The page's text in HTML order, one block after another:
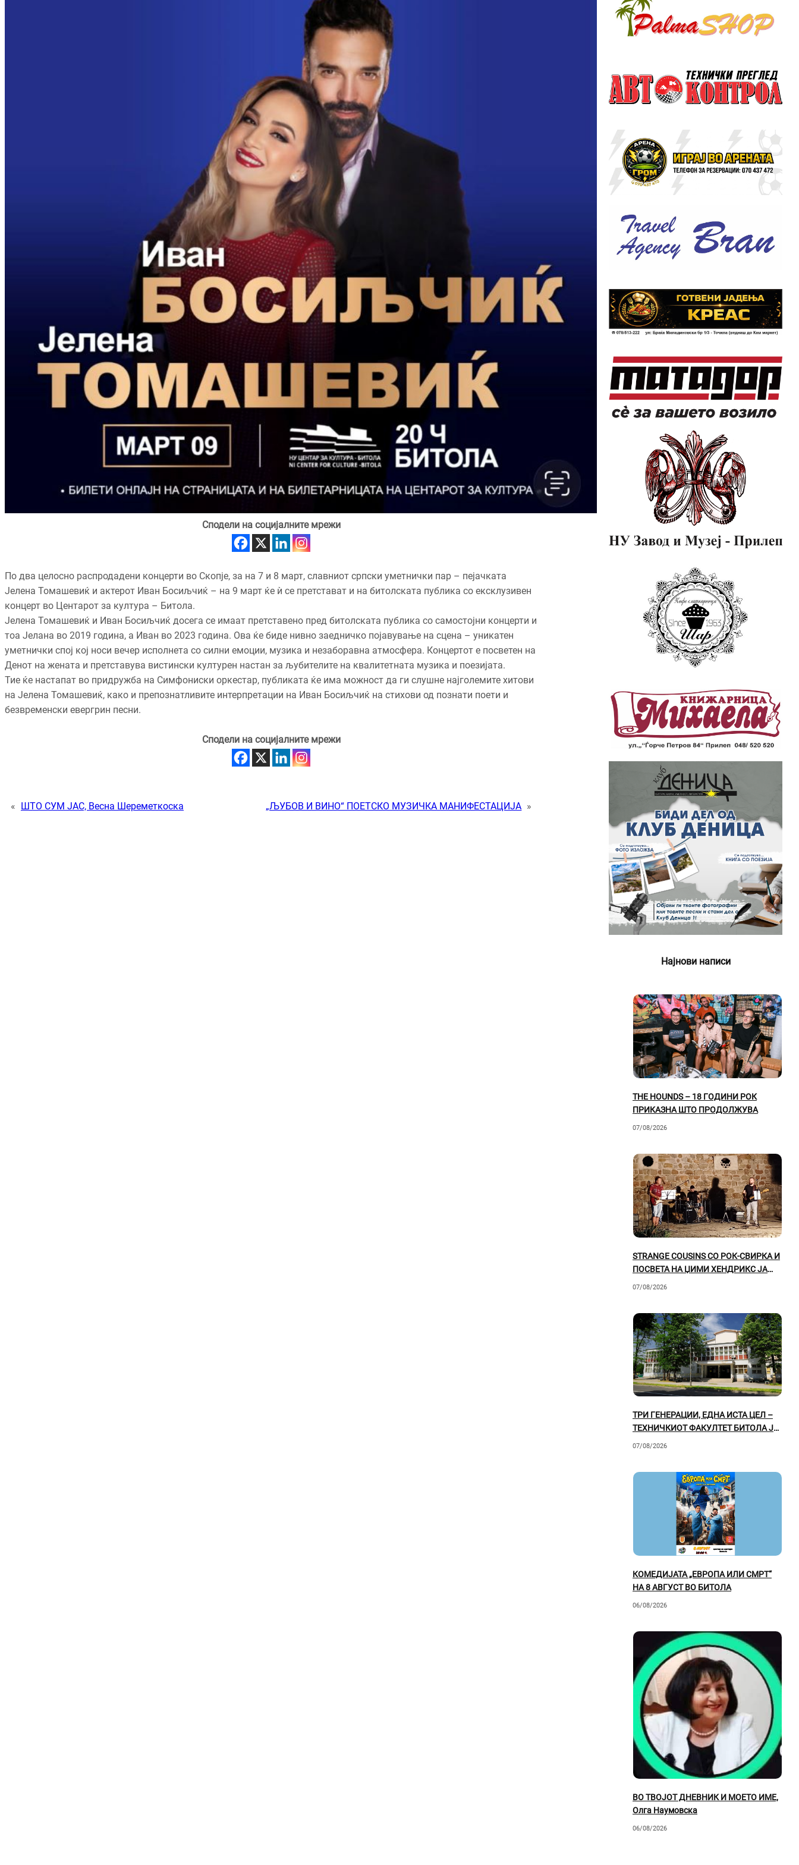
Сподели на социјалните мрежи
По два целосно распродадени концерти во Скопје, за на 7 и 8 март, славниот српски уметнички пар – пејачката
Јелена Томашевиќ и актерот Иван Босиљчиќ – на 9 март ќе ѝ се претстават и на битолската публика со ексклузивен
концерт во Центарот за култура – Битола.
Јелена Томашевиќ и Иван Босиљчиќ досега се имаат претставено пред битолската публика со самостојни концерти и
тоа Јелана во 2019 година, а Иван во 2023 година. Ова ќе биде нивно заедничко појавување на сцена – уникатен
уметнички спој кој носи вечер исполнета со силни емоции, музика и незаборавна атмосфера. Концертот е посветен на
Денот на жената и претставува вистински културен настан за љубителите на квалитетната музика и поезијата.
Тие ќе настапат во придружба на Симфониски оркестар, публиката ќе има можност да ги слушне најголемите хитови
на Јелена Томашевиќ, како и препознатливите интерпретации на Иван Босиљчиќ на стихови од познати поети и
безвременски евергрин песни.
Сподели на социјалните мрежи
« ШТО СУМ ЈАС, Весна Шереметкоска „ЉУБОВ И ВИНО“ ПОЕТСКО МУЗИЧКА МАНИФЕСТАЦИЈА »
Најнови написи
THE HOUNDS – 18 ГОДИНИ РОК
ПРИКАЗНА ШТО ПРОДОЛЖУВА
07/08/2026
STRANGE COUSINS СО РОК-СВИРКА И
ПОСВЕТА НА ЏИМИ ХЕНДРИКС ЈА
07/08/2026
ТРИ ГЕНЕРАЦИИ, ЕДНА ИСТА ЦЕЛ –
ТЕХНИЧКИОТ ФАКУЛТЕТ БИТОЛА ЈА
07/08/2026
КОМЕДИЈАТА „ЕВРОПА ИЛИ СМРТ“
НА 8 АВГУСТ ВО БИТОЛА
06/08/2026
ВО ТВОЈОТ ДНЕВНИК И МОЕТО ИМЕ,
Олга Наумовска
06/08/2026